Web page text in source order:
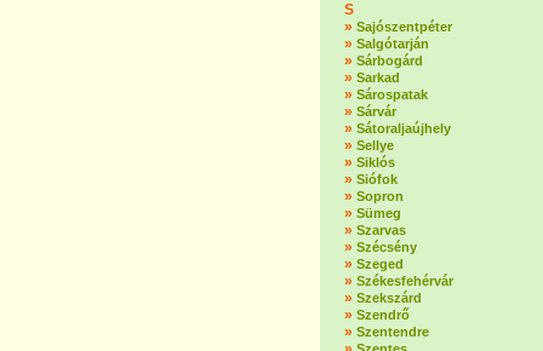
S
» Sajószentpéter
» Salgótarján
» Sárbogárd
» Sarkad
» Sárospatak
» Sárvár
» Sátoraljaújhely
» Sellye
» Siklós
» Siófok
» Sopron
» Sümeg
» Szarvas
» Szécsény
» Szeged
» Székesfehérvár
» Szekszárd
» Szendrő
» Szentendre